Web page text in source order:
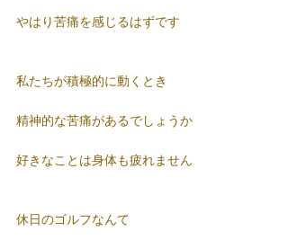
やはり苦痛を感じるはずです
私たちが積極的に動くとき
精神的な苦痛があるでしょうか
好きなことは身体も疲れません
休日のゴルフなんて